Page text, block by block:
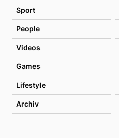
Sport
People
Videos
Games
Lifestyle
Archiv